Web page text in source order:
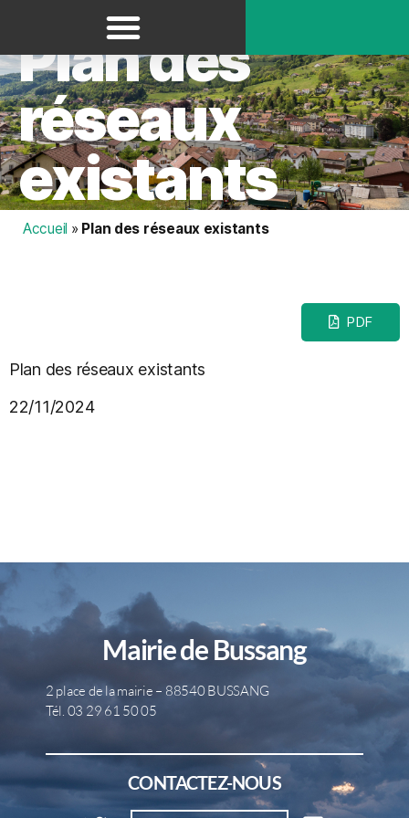
Plan des
réseaux
existants
Accueil » Plan des réseaux existants
PDF
Plan des réseaux existants
22/11/2024
Mairie de Bussang
2 place de la mairie – 88540 BUSSANG
Tél. 03 29 61 50 05
CONTACTEZ-NOUS